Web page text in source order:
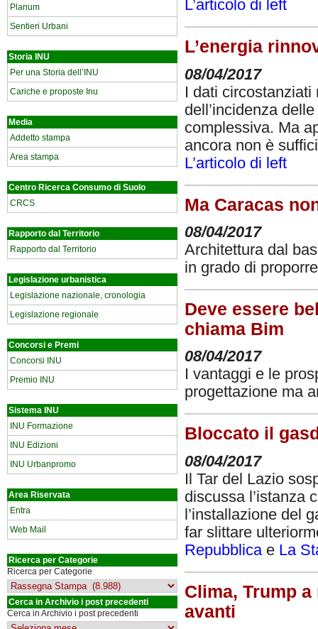
Planum
Sentieri Urbani
Storia INU
Per una Storia dell’INU
Cariche e proposte Inu
Media
Addetto stampa
Area stampa
Centro Ricerca Consumo di Suolo
CRCS
Rapporto dal Territorio
Rapporto dal Territorio
Legislazione urbanistica
Legislazione nazionale, cronologia
Legislazione regionale
Concorsi e Premi
Concorsi INU
Premio INU
Sistema INU
INU Formazione
INU Edizioni
INU Urbanpromo
Area Riservata
Entra
Web Mail
Ricerca per Categorie
Ricerca per Categorie
Cerca in Archivio i post precedenti
Cerca in Archivio i post precedenti
L’articolo di left
L’energia
08/04/2017
I dati
dell’incidenza
complessiva. Ma
ancora non è
L’articolo di left
Ma Caracas
08/04/2017
Architettura dal
in grado di
Deve essere
chiama Bim
08/04/2017
I vantaggi e le
progettazione ma
Bloccato il
08/04/2017
Il Tar del Lazio
discussa l’istanza
l’installazione del
far slittare
Repubblica e La
Clima, Trump
avanti